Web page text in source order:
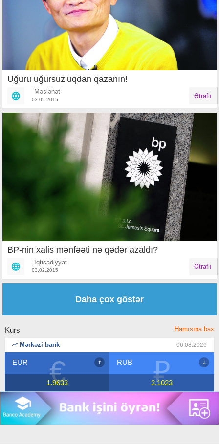
Uğuru uğursuzluqdan qazanın!
Məsləhət
03.02.2015 Ətraflı
BP-nin xalis mənfəəti nə qədər azaldı?
İqtisadiyyat
03.02.2015 Ətraflı
Daha çox göstər
Kurs Hamısına bax
Mərkəzi bank 06.08.2026
€
EUR
1.9633 ₽
RUB
2.1023